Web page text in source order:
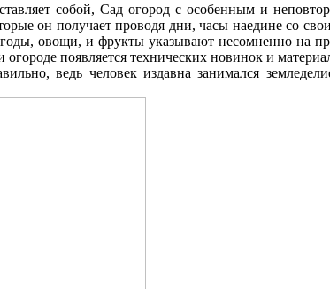
собой, Cад огород с особенным и
он получает проводя дни, часы наедине со
овощи, и фрукты указывают несомненно на
появляется технических новинок и
ведь человек издавна занимался